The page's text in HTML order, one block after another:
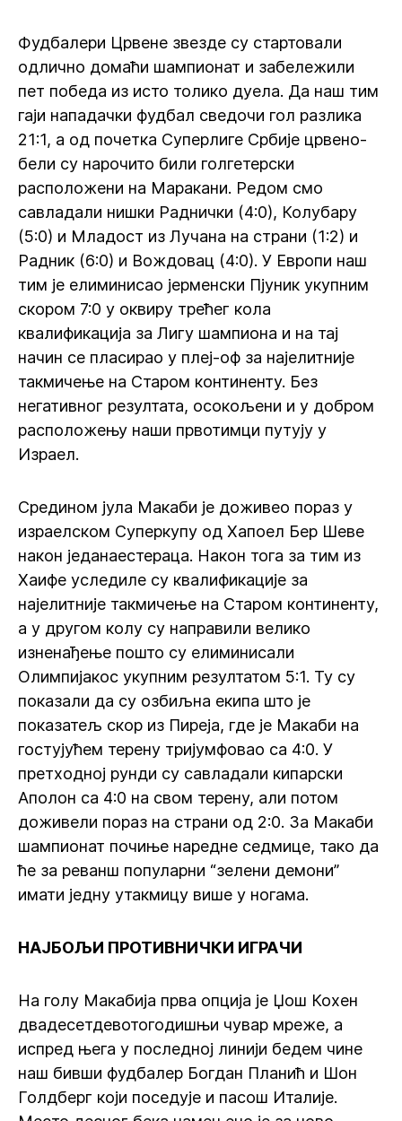
Фудбалери Црвене звезде су стартовали
одлично домаћи шампионат и забележили
пет победа из исто толико дуела. Да наш тим
гаји нападачки фудбал сведочи гол разлика
21:1, а од почетка Суперлиге Србије црвено-
бели су нарочито били голгетерски
расположени на Маракани. Редом смо
савладали нишки Раднички (4:0), Колубару
(5:0) и Младост из Лучана на страни (1:2) и
Радник (6:0) и Вождовац (4:0). У Европи наш
тим је елиминисао јерменски Пјуник укупним
скором 7:0 у оквиру трећег кола
квалификација за Лигу шампиона и на тај
начин се пласирао у плеј-оф за најелитније
такмичење на Старом континенту. Без
негативног резултата, осокољени и у добром
расположењу наши првотимци путују у
Израел.
Средином јула Макаби је доживео пораз у
израелском Суперкупу од Хапоел Бер Шеве
након једанаестераца. Након тога за тим из
Хаифе уследиле су квалификације за
најелитније такмичење на Старом континенту,
а у другом колу су направили велико
изненађење пошто су елиминисали
Олимпијакос укупним резултатом 5:1. Ту су
показали да су озбиљна екипа што је
показатељ скор из Пиреја, где је Макаби на
гостујућем терену тријумфовао са 4:0. У
претходној рунди су савладали кипарски
Аполон са 4:0 на свом терену, али потом
доживели пораз на страни од 2:0. За Макаби
шампионат почиње наредне седмице, тако да
ће за реванш популарни “зелени демони”
имати једну утакмицу више у ногама.
НАЈБОЉИ ПРОТИВНИЧКИ ИГРАЧИ
На голу Макабија прва опција је Џош Кохен
двадесетдевотогодишњи чувар мреже, а
испред њега у последној линији бедем чине
наш бивши фудбалер Богдан Планић и Шон
Голдберг који поседује и пасош Италије.